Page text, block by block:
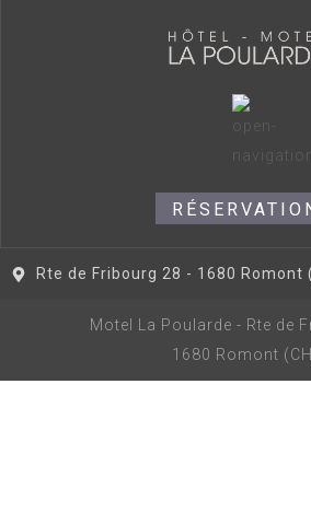
Rte de Fribourg 28 - 1680 Romont
Motel La Poularde - Rte de
1680 Romont